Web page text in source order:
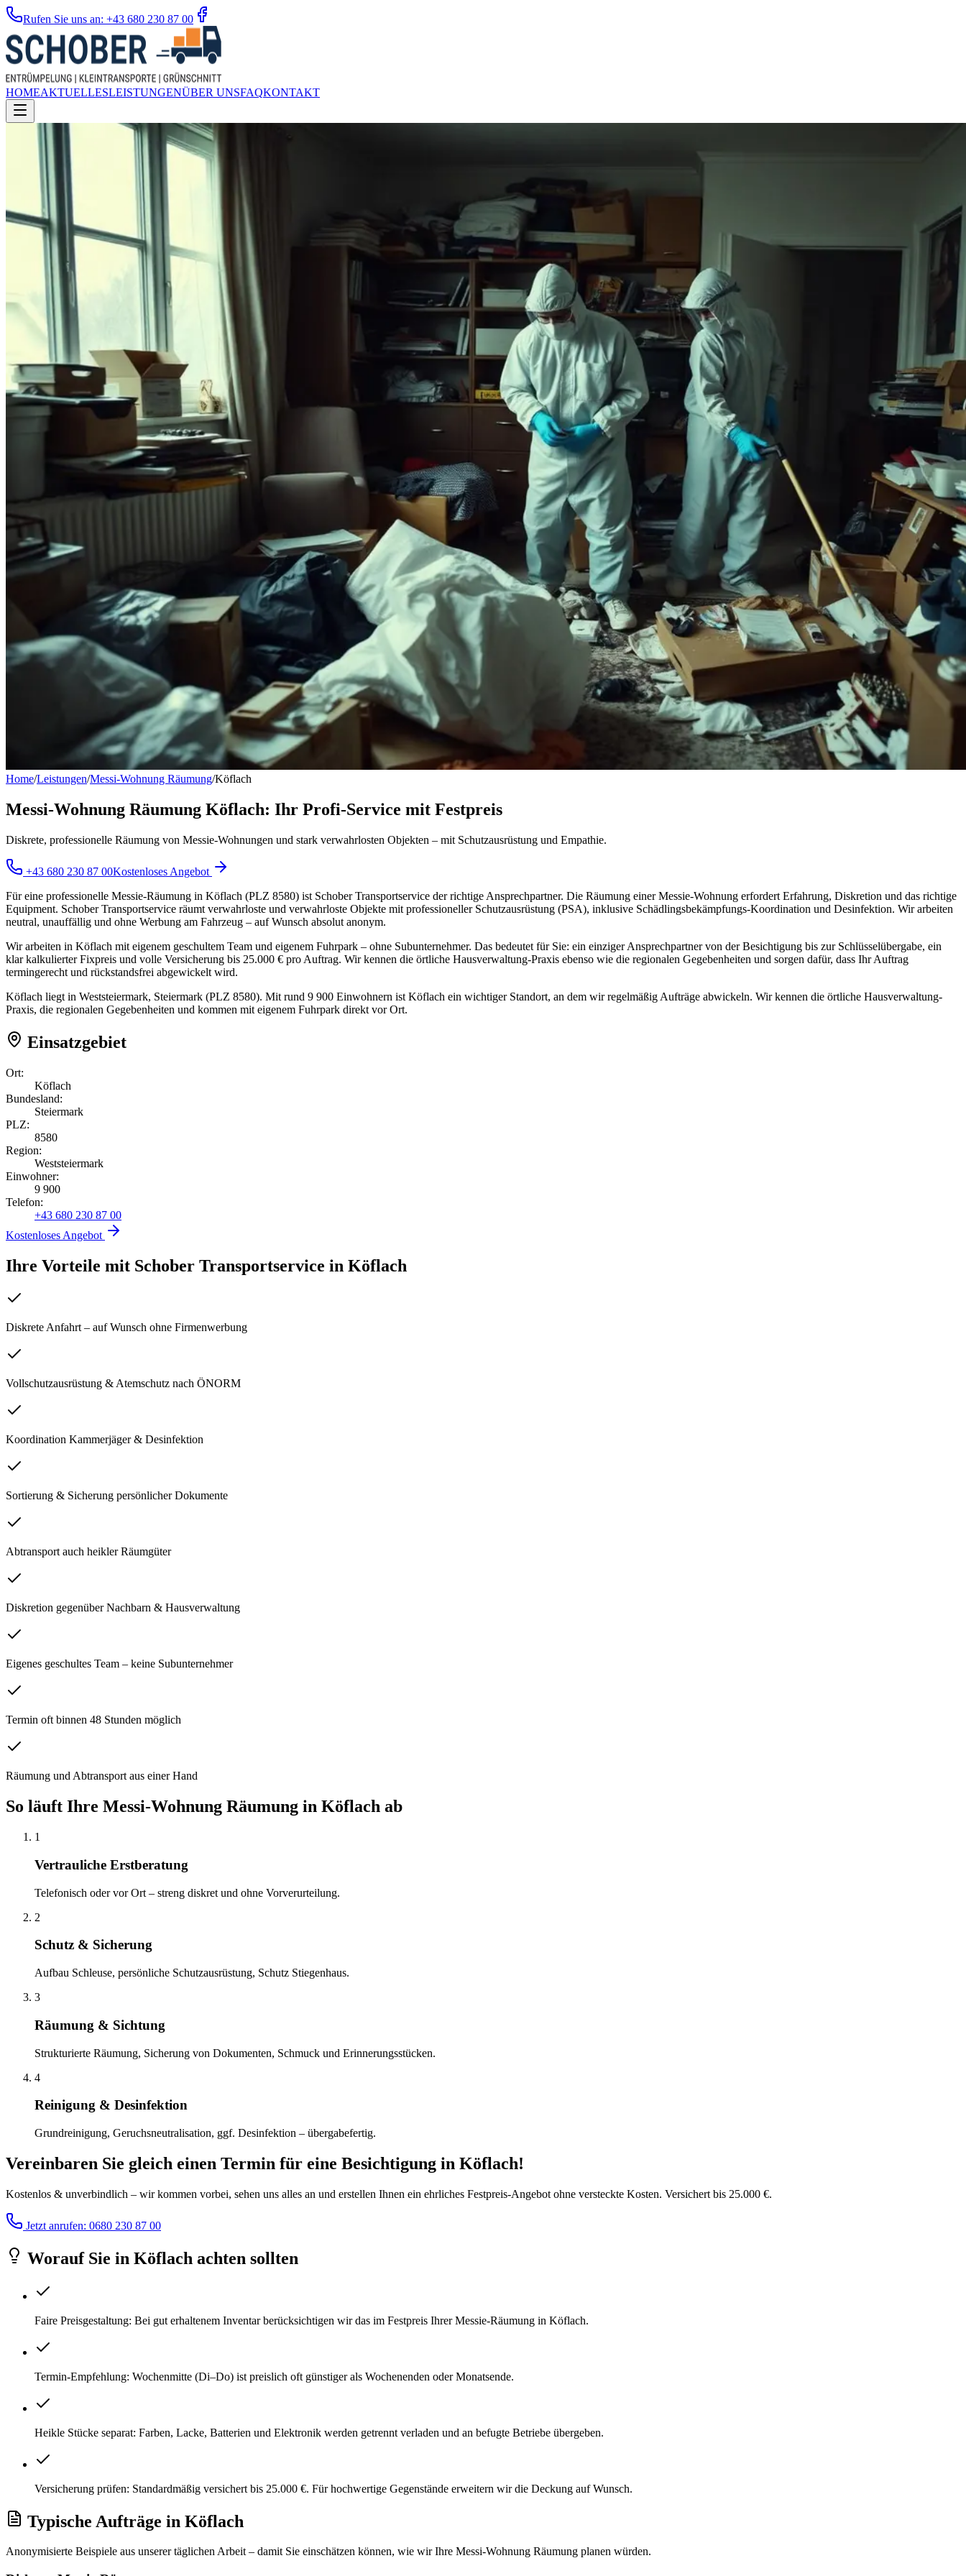
Rufen Sie uns an: +43 680 230 87 00
HOMEAKTUELLESLEISTUNGENÜBER UNSFAQKONTAKT
Home/Leistungen/Messi-Wohnung Räumung/Köflach
Messi-Wohnung Räumung Köflach: Ihr Profi-Service mit Festpreis
Diskrete, professionelle Räumung von Messie-Wohnungen und stark verwahrlosten Objekten – mit Schutzausrüstung und Empathie.
+43 680 230 87 00Kostenloses Angebot
Für eine professionelle Messie-Räumung in Köflach (PLZ 8580) ist Schober Transportservice der richtige Ansprechpartner. Die Räumung einer Messie-Wohnung erfordert Erfahrung, Diskretion und das richtige
Equipment. Schober Transportservice räumt verwahrloste und verwahrloste Objekte mit professioneller Schutzausrüstung (PSA), inklusive Schädlingsbekämpfungs-Koordination und Desinfektion. Wir arbeiten
neutral, unauffällig und ohne Werbung am Fahrzeug – auf Wunsch absolut anonym.
Wir arbeiten in Köflach mit eigenem geschultem Team und eigenem Fuhrpark – ohne Subunternehmer. Das bedeutet für Sie: ein einziger Ansprechpartner von der Besichtigung bis zur Schlüsselübergabe, ein
klar kalkulierter Fixpreis und volle Versicherung bis 25.000 € pro Auftrag. Wir kennen die örtliche Hausverwaltung-Praxis ebenso wie die regionalen Gegebenheiten und sorgen dafür, dass Ihr Auftrag
termingerecht und rückstandsfrei abgewickelt wird.
Köflach liegt in Weststeiermark, Steiermark (PLZ 8580). Mit rund 9 900 Einwohnern ist Köflach ein wichtiger Standort, an dem wir regelmäßig Aufträge abwickeln. Wir kennen die örtliche Hausverwaltung-
Praxis, die regionalen Gegebenheiten und kommen mit eigenem Fuhrpark direkt vor Ort.
Einsatzgebiet
Ort:
Köflach
Bundesland:
Steiermark
PLZ:
8580
Region:
Weststeiermark
Einwohner:
9 900
Telefon:
+43 680 230 87 00
Kostenloses Angebot
Ihre Vorteile mit Schober Transportservice in Köflach
Diskrete Anfahrt – auf Wunsch ohne Firmenwerbung
Vollschutzausrüstung & Atemschutz nach ÖNORM
Koordination Kammerjäger & Desinfektion
Sortierung & Sicherung persönlicher Dokumente
Abtransport auch heikler Räumgüter
Diskretion gegenüber Nachbarn & Hausverwaltung
Eigenes geschultes Team – keine Subunternehmer
Termin oft binnen 48 Stunden möglich
Räumung und Abtransport aus einer Hand
So läuft Ihre Messi-Wohnung Räumung in Köflach ab
1
Vertrauliche Erstberatung
Telefonisch oder vor Ort – streng diskret und ohne Vorverurteilung.
2
Schutz & Sicherung
Aufbau Schleuse, persönliche Schutzausrüstung, Schutz Stiegenhaus.
3
Räumung & Sichtung
Strukturierte Räumung, Sicherung von Dokumenten, Schmuck und Erinnerungsstücken.
4
Reinigung & Desinfektion
Grundreinigung, Geruchsneutralisation, ggf. Desinfektion – übergabefertig.
Vereinbaren Sie gleich einen Termin für eine Besichtigung in Köflach!
Kostenlos & unverbindlich – wir kommen vorbei, sehen uns alles an und erstellen Ihnen ein ehrliches Festpreis-Angebot ohne versteckte Kosten. Versichert bis 25.000 €.
Jetzt anrufen: 0680 230 87 00
Worauf Sie in Köflach achten sollten
Faire Preisgestaltung: Bei gut erhaltenem Inventar berücksichtigen wir das im Festpreis Ihrer Messie-Räumung in Köflach.
Termin-Empfehlung: Wochenmitte (Di–Do) ist preislich oft günstiger als Wochenenden oder Monatsende.
Heikle Stücke separat: Farben, Lacke, Batterien und Elektronik werden getrennt verladen und an befugte Betriebe übergeben.
Versicherung prüfen: Standardmäßig versichert bis 25.000 €. Für hochwertige Gegenstände erweitern wir die Deckung auf Wunsch.
Typische Aufträge in Köflach
Anonymisierte Beispiele aus unserer täglichen Arbeit – damit Sie einschätzen können, wie wir Ihre Messi-Wohnung Räumung planen würden.